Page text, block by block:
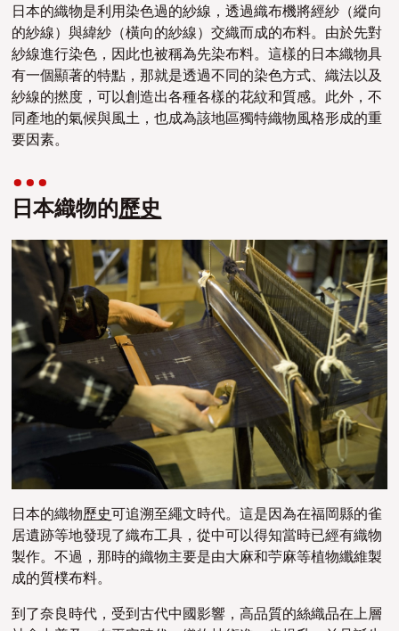
日本的織物是利用染色過的紗線，透過織布機將經紗（縱向
的紗線）與緯紗（橫向的紗線）交織而成的布料。由於先對
紗線進行染色，因此也被稱為先染布料。這樣的日本織物具
有一個顯著的特點，那就是透過不同的染色方式、織法以及
紗線的撚度，可以創造出各種各樣的花紋和質感。此外，不
同產地的氣候與風土，也成為該地區獨特織物風格形成的重
要因素。
日本織物的歷史
日本的織物歷史可追溯至繩文時代。這是因為在福岡縣的雀
居遺跡等地發現了織布工具，從中可以得知當時已經有織物
製作。不過，那時的織物主要是由大麻和苧麻等植物纖維製
成的質樸布料。
到了奈良時代，受到古代中國影響，高品質的絲織品在上層